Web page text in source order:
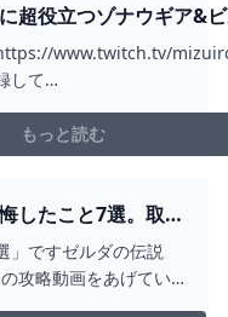
超役立つゾナウギア&
オブザキングダム】 -
www.twitch.tv/
して
もっと読む
したこと7選。取り
【ゆっくり解説】 -
」ですゼルダの伝説
攻略動画をあげてい